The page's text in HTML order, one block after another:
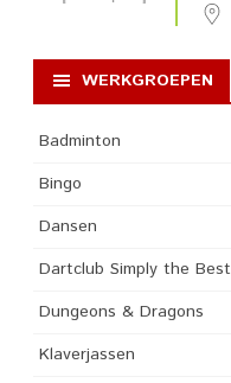
WERKGROEPEN
Badminton
Bingo
Dansen
Dartclub Simply the Best
Dungeons & Dragons
Klaverjassen